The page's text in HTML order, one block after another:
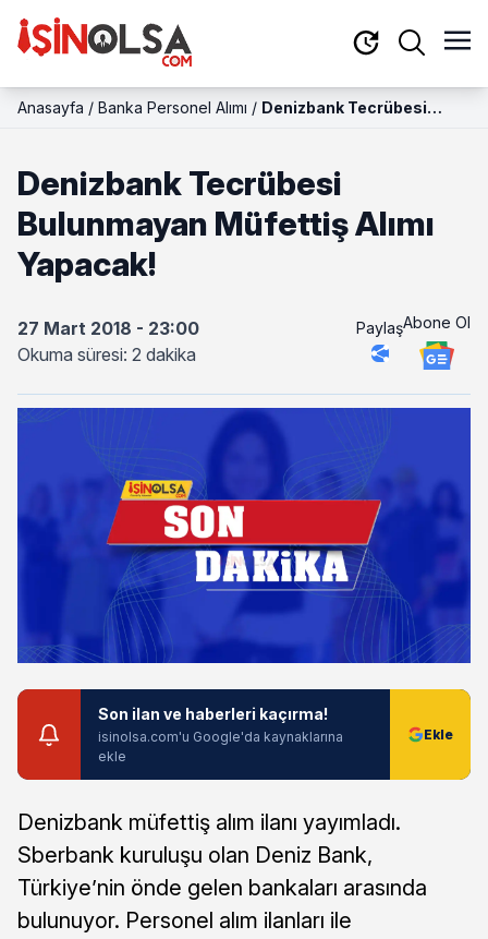
Anasayfa / Banka Personel Alımı / Denizbank Tecrübesi
Denizbank Tecrübesi
Bulunmayan Müfettiş Alımı
Yapacak!
27 Mart 2018 - 23:00
Okuma süresi: 2 dakika
PaylaşAbone Ol
Son ilan ve haberleri kaçırma!
isinolsa.com'u Google'da kaynaklarına
ekle
Denizbank müfettiş alım ilanı yayımladı.
Sberbank kuruluşu olan Deniz Bank,
Türkiye’nin önde gelen bankaları arasında
bulunuyor. Personel alım ilanları ile